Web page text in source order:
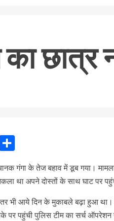
छात्र
Share
गंगा के तेज बहाव में डूब गया। मामला
था अपने दोस्तों के साथ घाट पर
भी आये दिन के मुकाबले बढ़ा हुआ था।
पर पहुंची पुलिस टीम का सर्च ऑपरेशन